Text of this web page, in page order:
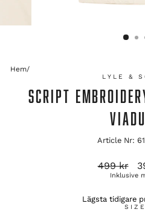
Hem/
LYLE &
SCRIPT
Article Nr:
Ordinarie
pris
499 kr
Inklusive
Lägsta tidigare
SIZE